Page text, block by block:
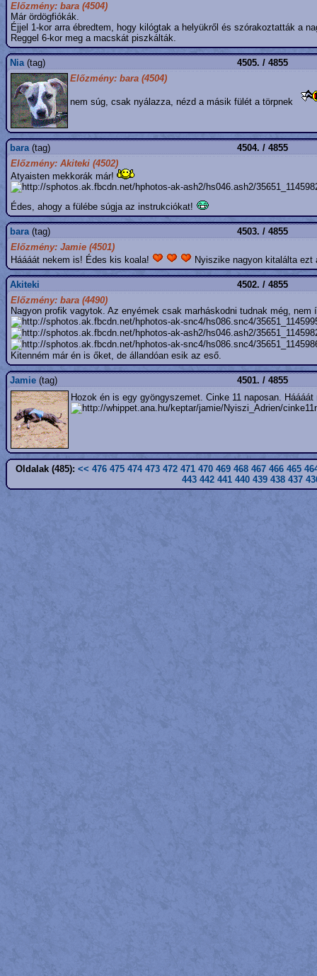
Előzmény: bara (4504)
Már ördögfiókák.
Éjjel 1-kor arra ébredtem, hogy kilógtak a helyükről és szórakoztatták a
Reggel 6-kor meg a macskát piszkálták.
Nia(tag)
4505. / 4855
Előzmény: bara (4504)
nem súg, csak nyálazza, nézd a másik fülét a törpnek
bara(tag)
4504. / 4855
Előzmény: Akiteki (4502)
Atyaisten mekkorák már!
Édes, ahogy a fülébe súgja az instrukciókat!
bara(tag)
4503. / 4855
Előzmény: Jamie (4501)
Háááát nekem is! Édes kis koala!
Nyiszike nagyon kitalálta
Akiteki
4502. / 4855
Előzmény: bara (4490)
Nagyon profik vagytok. Az enyémek csak marháskodni tudnak még,
Kitenném már én is őket, de állandóan esik az eső.
Jamie (tag)
4501. / 4855
Hozok én is egy gyöngyszemet. Cinke 11 naposan.
Oldalak (485): << 476 475 474 473 472 471 470 469 468 467 466 465
443 442 441 440 439 438 437